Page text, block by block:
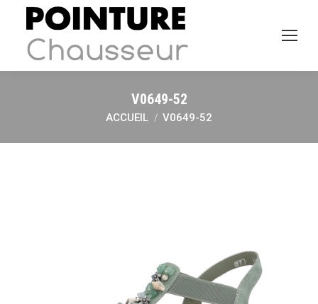
V0649-52
Vous êtes ici :
ACCUEIL V0649-52